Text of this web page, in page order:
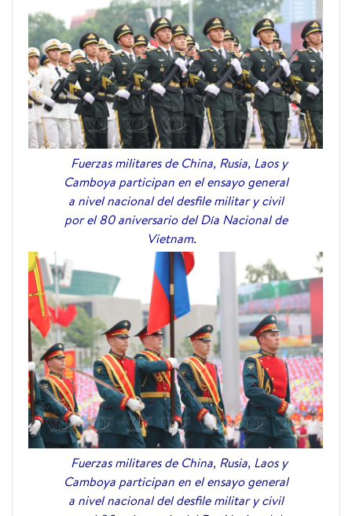
Fuerzas militares de China, Rusia, Laos y
Camboya participan en el ensayo general
a nivel nacional del desfile militar y civil
por el 80 aniversario del Día Nacional de
Vietnam.
Fuerzas militares de China, Rusia, Laos y
Camboya participan en el ensayo general
a nivel nacional del desfile militar y civil